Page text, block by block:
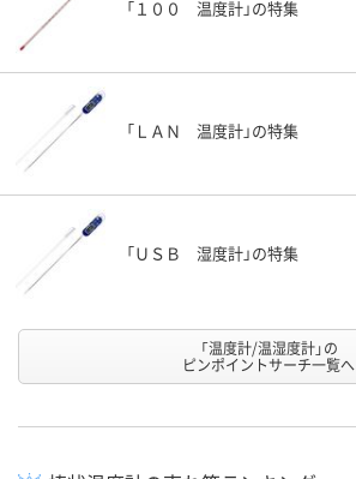
「１００ 温度計」の特集
「ＬＡＮ 温度計」の特集
「ＵＳＢ 湿度計」の特集
「温度計/温湿度計」の
ピンポイントサーチ一覧へ